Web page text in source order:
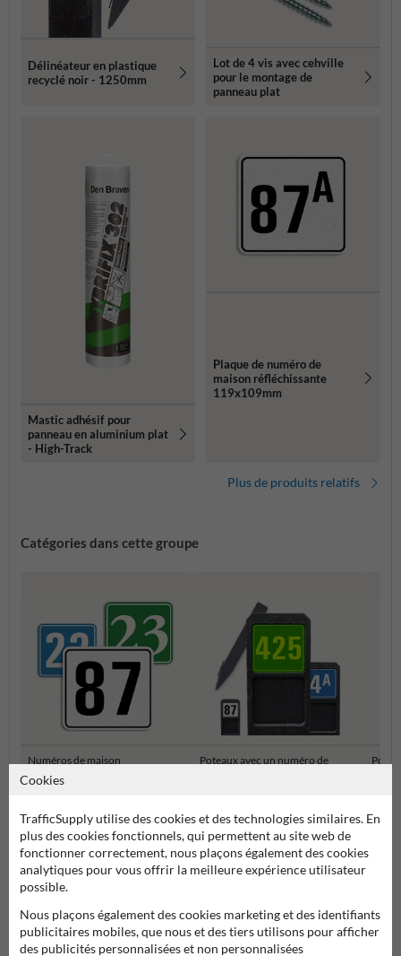
Délinéateur en plastique
recyclé noir - 1250mm
Lot de 4 vis avec cehville
pour le montage de
panneau plat
Mastic adhésif pour
panneau en aluminium plat
- High-Track
Plaque de numéro de
maison réfléchissante
119x109mm
Plus de produits relatifs
Catégories dans cette groupe
Numéros de maison
Personnalisés
Poteaux avec un numéro de
Numéros de maison et plaques numéro de maison
Cookies
TrafficSupply utilise des cookies et des technologies similaires. En
plus des cookies fonctionnels, qui permettent au site web de
fonctionner correctement, nous plaçons également des cookies
analytiques pour vous offrir la meilleure expérience utilisateur
possible.
Nous plaçons également des cookies marketing et des identifiants
publicitaires mobiles, que nous et des tiers utilisons pour afficher
des publicités personnalisées et non personnalisées